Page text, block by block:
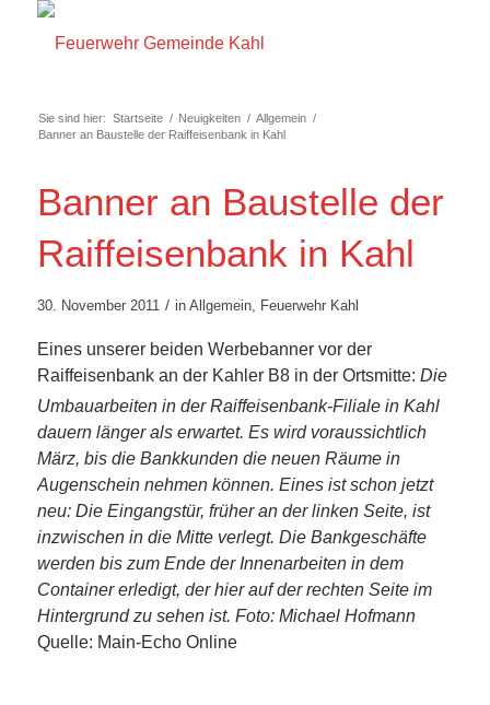
Sie sind hier: Startseite / Neuigkeiten / Allgemein /
Banner an Baustelle der Raiffeisenbank in Kahl
Banner an Baustelle der
Raiffeisenbank in Kahl
30. November 2011 / in Allgemein, Feuerwehr Kahl
Eines unserer beiden Werbebanner vor der
Raiffeisenbank an der Kahler B8 in der Ortsmitte: Die
Umbauarbeiten in der Raiffeisenbank-Filiale in Kahl
dauern länger als erwartet. Es wird voraussichtlich
März, bis die Bankkunden die neuen Räume in
Augenschein nehmen können. Eines ist schon jetzt
neu: Die Eingangstür, früher an der linken Seite, ist
inzwischen in die Mitte verlegt. Die Bankgeschäfte
werden bis zum Ende der Innenarbeiten in dem
Container erledigt, der hier auf der rechten Seite im
Hintergrund zu sehen ist. Foto: Michael Hofmann
Quelle: Main-Echo Online